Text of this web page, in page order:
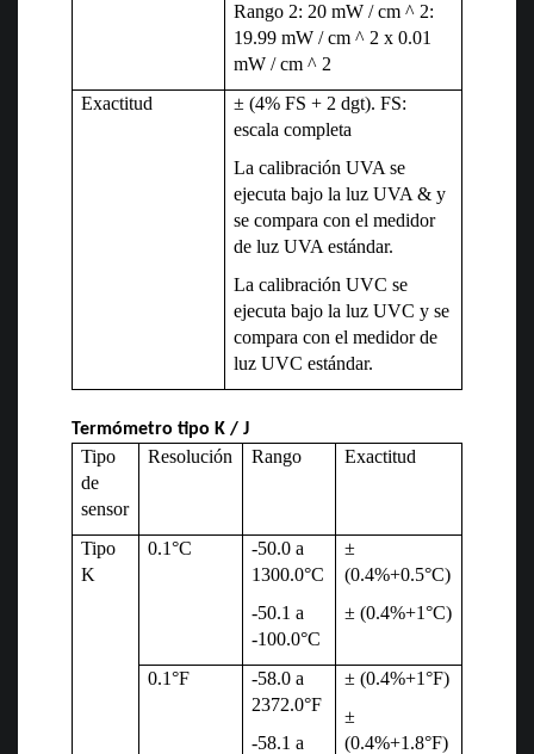
Rango 2: 20 mW / cm ^ 2:
19.99 mW / cm ^ 2 x 0.01
mW / cm ^ 2
Exactitud
± (4% FS + 2 dgt). FS:
escala completa
La calibración UVA se
ejecuta bajo la luz UVA & y
se compara con el medidor
de luz UVA estándar.
La calibración UVC se
ejecuta bajo la luz UVC y se
compara con el medidor de
luz UVC estándar.
Termómetro tipo K / J
Tipo
de
sensor
Resolución Rango Exactitud
Tipo
K
0.1°C
-50.0 a
1300.0°C
-50.1 a
-100.0°C
±
(0.4%+0.5°C)
± (0.4%+1°C)
0.1°F
-58.0 a
2372.0°F
-58.1 a
± (0.4%+1°F)
±
(0.4%+1.8°F)